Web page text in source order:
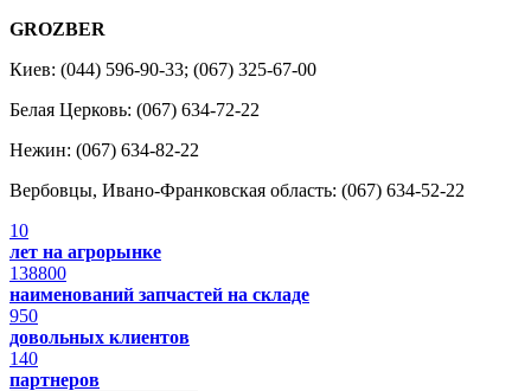
GROZBER
Киев: (044) 596-90-33; (067) 325-67-00
Белая Церковь: (067) 634-72-22
Нежин: (067) 634-82-22
Вербовцы, Ивано-Франковская область: (067) 634-52-22
10
лет на агрорынке
138800
наименований запчастей на складе
950
довольных клиентов
140
партнеров